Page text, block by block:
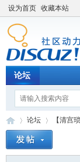
设为首页 收藏本站
论坛
论坛 【清宫